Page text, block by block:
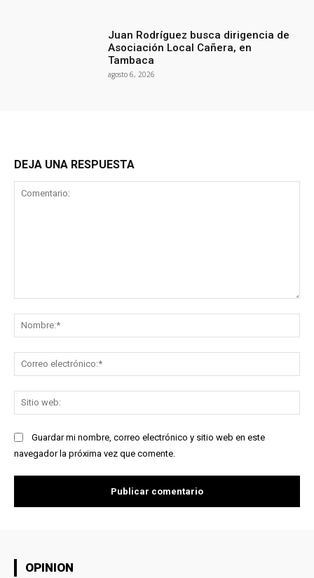
Juan Rodríguez busca dirigencia de
Asociación Local Cañera, en
Tambaca
agosto 6, 2026
DEJA UNA RESPUESTA
Guardar mi nombre, correo electrónico y sitio web en este
navegador la próxima vez que comente.
OPINION